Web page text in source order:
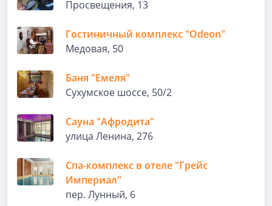
Просвещения, 13
Гостиничный комплекс "Odeon"
Медовая, 50
Баня "Емеля"
Сухумское шоссе, 50/2
Сауна "Афродита"
улица Ленина, 276
Спа-комплекс в отеле "Грейс
Империал"
пер. Лунный, 6